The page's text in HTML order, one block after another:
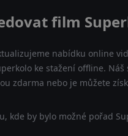
film
nabídku online
ke stažení offline.
zdarma nebo je můžete
kde by bylo možné pořad